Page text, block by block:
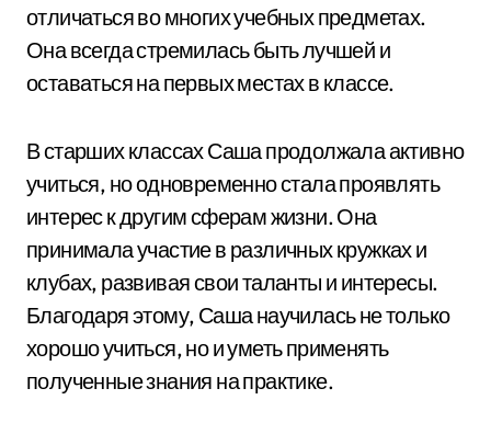
отличаться во многих учебных предметах.
Она всегда стремилась быть лучшей и
оставаться на первых местах в классе.
В старших классах Саша продолжала активно
учиться, но одновременно стала проявлять
интерес к другим сферам жизни. Она
принимала участие в различных кружках и
клубах, развивая свои таланты и интересы.
Благодаря этому, Саша научилась не только
хорошо учиться, но и уметь применять
полученные знания на практике.